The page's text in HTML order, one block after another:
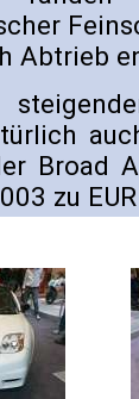
Abtrieb
Broad
zu